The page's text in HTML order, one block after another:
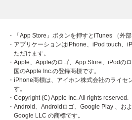
・「App Store」ボタンを押すとiTunes （外
・アプリケーションはiPhone、iPod touch、
ただけます。
・Apple、Appleのロゴ、App Store、iPodの
国のApple Inc.の登録商標です。
・iPhone商標は、アイホン株式会社のライセ
す。
・Copyright (C) Apple Inc. All rights reserved.
・Android、Androidロゴ、Google Play 、お
Google LLC の商標です。